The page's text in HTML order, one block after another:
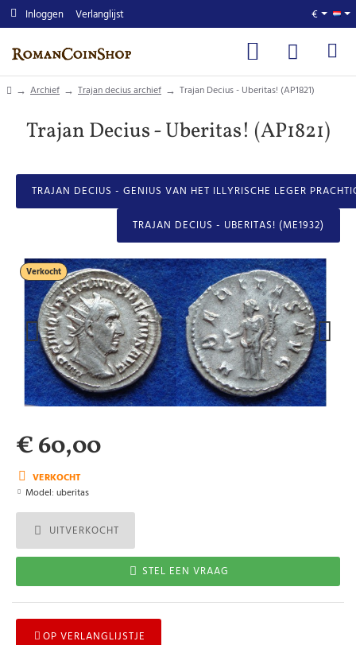
Inloggen Verlanglijst €
homeArchief Trajan decius archief Trajan Decius - Uberitas! (AP1821)
Trajan Decius - Uberitas! (AP1821)
TRAJAN DECIUS - GENIUS VAN HET ILLYRISCHE LEGER
TRAJAN DECIUS - UBERITAS! (ME1932)
Verkocht
VERKOCHT
Model: uberitas
€ 60,00
UITVERKOCHT
STEL EEN VRAAG
OP VERLANGLIJSTJE